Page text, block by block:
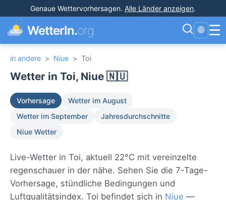
Genaue Wettervorhersagen. Alle Länder anzeigen.
WetterIn.org 🌐 ☰
in andere > Niue > Toi
Wetter in Toi, Niue 🇳🇺
Vorhersage
Wetter im August
Wetter im September
Jahresdurchschnitte
Niue Wetter
Live-Wetter in Toi, aktuell 22°C mit vereinzelte
regenschauer in der nähe. Sehen Sie die 7-Tage-
Vorhersage, stündliche Bedingungen und
Luftqualitätsindex. Toi befindet sich in Niue —